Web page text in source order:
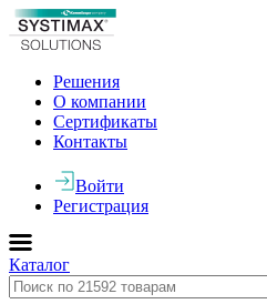
Решения
О компании
Сертификаты
Контакты
Войти
Регистрация
Каталог